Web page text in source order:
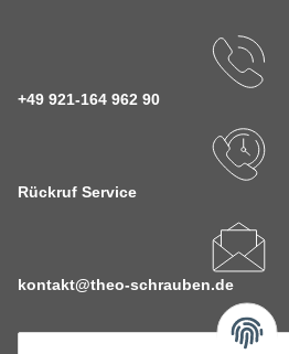
+49 921-164 962 90
Rückruf Service
kontakt@theo-schrauben.de